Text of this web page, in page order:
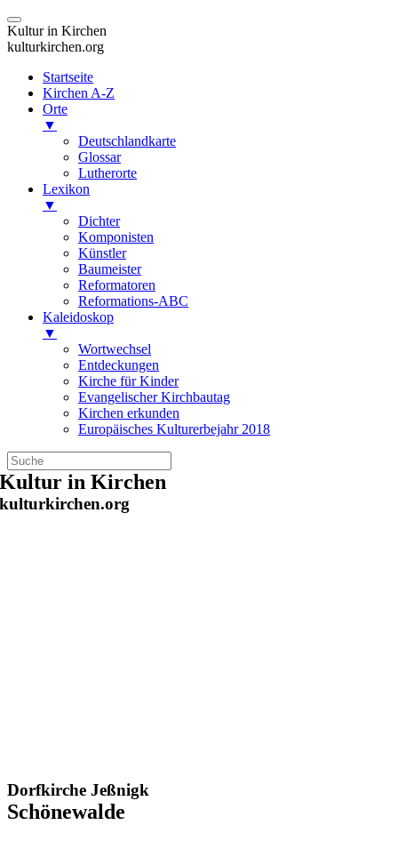
Kultur in Kirchen
kulturkirchen.org
Startseite
Kirchen A-Z
Orte
▼
Deutschlandkarte
Glossar
Lutherorte
Lexikon
▼
Dichter
Komponisten
Künstler
Baumeister
Reformatoren
Reformations-ABC
Kaleidoskop
▼
Wortwechsel
Entdeckungen
Kirche für Kinder
Evangelischer Kirchbautag
Kirchen erkunden
Europäisches Kulturerbejahr 2018
Zum
Inhalt
springen
Kultur in Kirchen
kulturkirchen.org
Dorfkirche Jeßnigk
Schönewalde